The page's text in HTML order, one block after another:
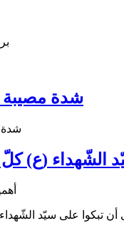
شدة مصيبة
الشّهداء (ع)